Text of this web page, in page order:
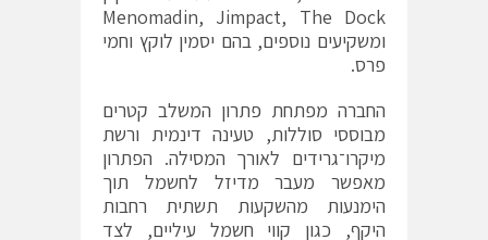
Menomadin, Jimpact, The Dock
ומשקיעים נוספים, בהם יסמין לוקץ וחמי
פרס.
החברה מפתחת פתרון המשלב קטרים
מבוססי סוללות, טעינה דינמית ורשת
מיקרו־גרידים לאורך המסילה. הפתרון
מאפשר מעבר מדיזל לחשמל תוך
הימנעות מהשקעות תשתית רחבות
היקף, כגון קווי חשמל עיליים, לצד